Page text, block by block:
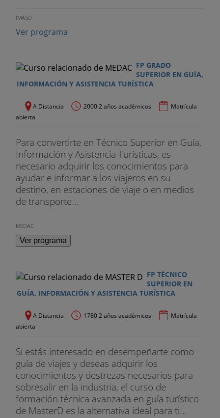
IMASD
Ver programa
FP GRADO
SUPERIOR EN GUÍA,
INFORMACIÓN Y ASISTENCIA TURÍSTICA
A Distancia 2000 2 años académicos
Matrícula
abierta
Para convertirte en Técnico Superior en Guía,
Información y Asistencia Turísticas, es
necesario adquirir los conocimientos para
ayudar e informar a los viajeros en su
destino, en estaciones de viaje o en medios
de transporte...
MEDAC
Ver programa
FP TÉCNICO
SUPERIOR EN
GUÍA, INFORMACIÓN Y ASISTENCIA TURÍSTICA
A Distancia 1780 2 años académicos
Matrícula
abierta
Si estás interesado en desempeñarte como
guía de viajes y deseas adquirir los
conocimientos y destrezas necesarios para
sobresalir en la industria, el curso de
formación técnica avanzada en guía turístico
de MasterD es la alternativa ideal para ti...